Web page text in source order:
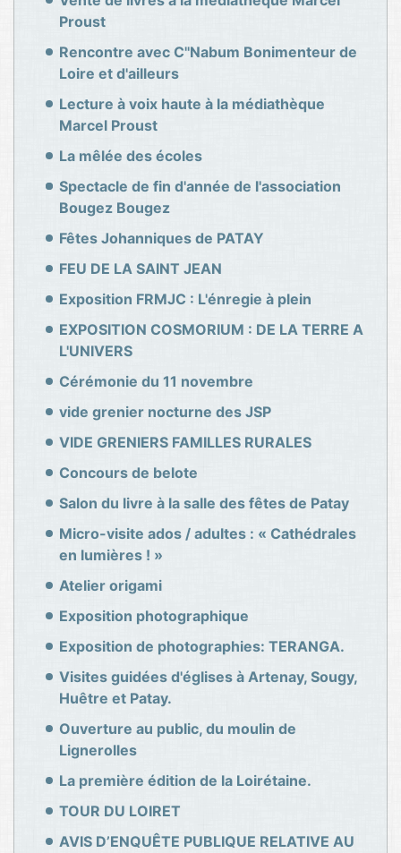
Proust
Rencontre avec C''Nabum Bonimenteur de
Loire et d'ailleurs
Lecture à voix haute à la médiathèque
Marcel Proust
La mêlée des écoles
Spectacle de fin d'année de l'association
Bougez Bougez
Fêtes Johanniques de PATAY
FEU DE LA SAINT JEAN
Exposition FRMJC : L'énregie à plein
EXPOSITION COSMORIUM : DE LA TERRE A
L'UNIVERS
Cérémonie du 11 novembre
vide grenier nocturne des JSP
VIDE GRENIERS FAMILLES RURALES
Concours de belote
Salon du livre à la salle des fêtes de Patay
Micro-visite ados / adultes : « Cathédrales
en lumières ! »
Atelier origami
Exposition photographique
Exposition de photographies: TERANGA.
Visites guidées d'églises à Artenay, Sougy,
Huêtre et Patay.
Ouverture au public, du moulin de
Lignerolles
La première édition de la Loirétaine.
TOUR DU LOIRET
AVIS D’ENQUÊTE PUBLIQUE RELATIVE AU